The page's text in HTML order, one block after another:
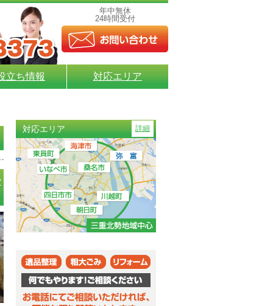
年中無休
24時間受付
立ち情報 対応エリア
対応エリア 詳細